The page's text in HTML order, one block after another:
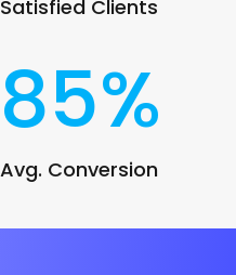
Satisfied Clients
85%
Avg. Conversion